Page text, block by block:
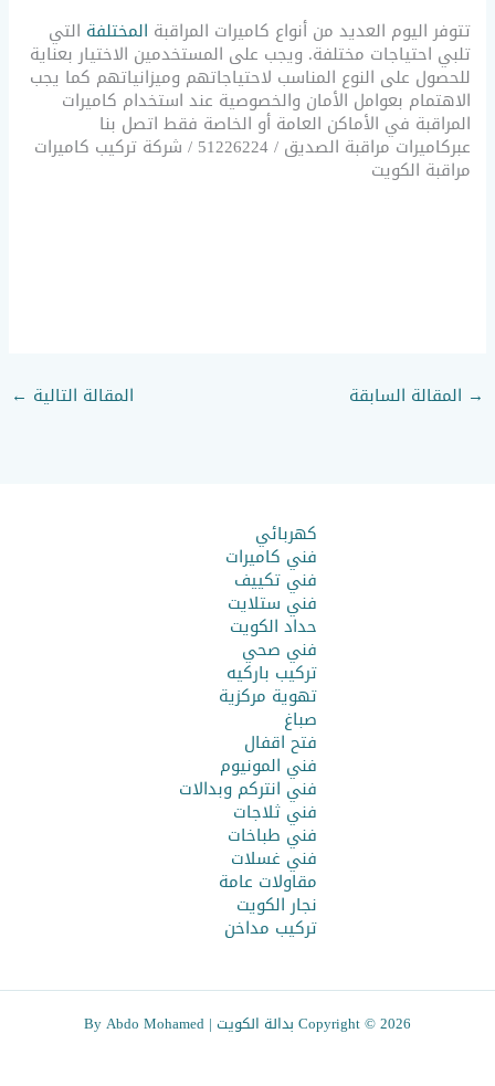
تتوفر اليوم العديد من أنواع كاميرات المراقبة المختلفة التي
تلبي احتياجات مختلفة. ويجب على المستخدمين الاختيار بعناية
للحصول على النوع المناسب لاحتياجاتهم وميزانياتهم كما يجب
الاهتمام بعوامل الأمان والخصوصية عند استخدام كاميرات
المراقبة في الأماكن العامة أو الخاصة فقط اتصل بنا
عبركاميرات مراقبة الصديق / 51226224 / شركة تركيب كاميرات
مراقبة الكويت
→ المقالة السابقة المقالة التالية ←
كهربائي
فني كاميرات
فني تكييف
فني ستلايت
حداد الكويت
فني صحي
تركيب باركيه
تهوية مركزية
صباغ
فتح اقفال
فني المونيوم
فني انتركم وبدالات
فني ثلاجات
فني طباخات
فني غسلات
مقاولات عامة
نجار الكويت
تركيب مداخن
Copyright © 2026 بدالة الكويت | By Abdo Mohamed